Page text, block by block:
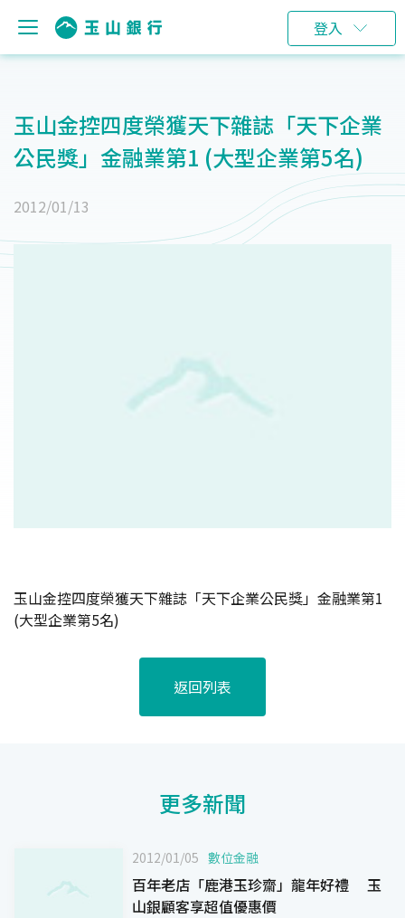
登入
玉山金控四度榮獲天下雜誌「天下企業
公民獎」金融業第1 (大型企業第5名)
2012/01/13
玉山金控四度榮獲天下雜誌「天下企業公民獎」金融業第1
(大型企業第5名)
返回列表
更多新聞
2012/01/05 數位金融
百年老店「鹿港玉珍齋」龍年好禮 玉
山銀顧客享超值優惠價